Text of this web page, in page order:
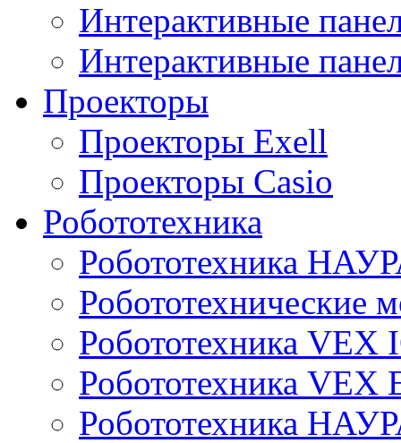
Интерактивные
Интерактивные
Проекторы
Проекторы Exell
Проекторы Casio
Робототехника
Робототехника
Робототехнические
Робототехника VEX
Робототехника VEX
Робототехника